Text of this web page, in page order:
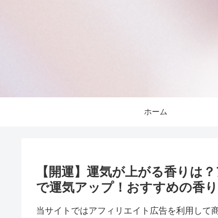
ホーム
【開運】運気が上がる香りは
で運気アップ！おすすめの香
当サイトではアフィリエイト広告を利用して